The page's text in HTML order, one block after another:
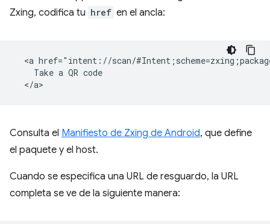
Zxing, codifica tu href en el ancla:
<a href="intent://scan/
    Take a QR code
Consulta el Manifiesto de Zxing de Android, que define
el paquete y el host.
Cuando se especifica una URL de resguardo, la URL
completa se ve de la siguiente manera: